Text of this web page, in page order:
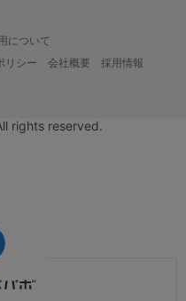
について
リシー 会社概要
採用情報
rights reserved.